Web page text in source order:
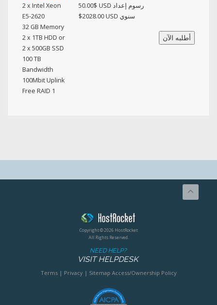
2 x Intel Xeon
E5-2620
32 GB Memory
2 x 1TB HDD or
2 x 500GB SSD
100 TB
Bandwidth
100Mbit Uplink
Free RAID 1
$50.00 USD رسوم إعداد
$2028.00 USD سنوي
Copyright © 2026 HostRocket
All Rights Reserved.
NEED HELP?
VISIT HELPDESK
Terms| Privacy| Sitemap Access/Ownership Policy